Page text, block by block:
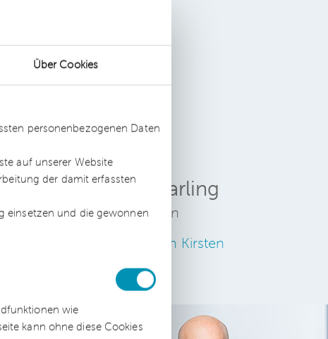
Über Cookies
personenbezogenen Daten
auf unserer Website
der damit erfassten
einsetzen und die gewonnen
wie
kann ohne diese Cookies
Kirsten Garling
Rechtsanwältin
Zum Profil von Kirsten